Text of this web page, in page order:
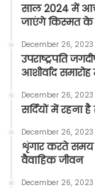
साल 2024 में
जाएंगे किस्मत के
December 26, 2023
उपराष्ट्रपति
आशीर्वाद
December 26, 2023
सर्दियों में रहना
December 26, 2023
शृंगार करते समय
वैवाहिक जीवन
December 26, 2023